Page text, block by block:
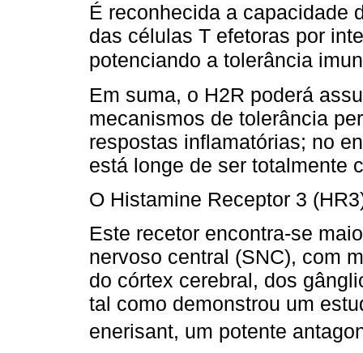
É reconhecida a capacidade
das células T efetoras por
potenciando a tolerância
Em suma, o H2R poderá
mecanismos de tolerância
respostas inflamatórias; no
está longe de ser totalmente
O Histamine Receptor 3
Este recetor encontra-se
nervoso central (SNC), com
do córtex cerebral, dos
tal como demonstrou um
enerisant, um potente